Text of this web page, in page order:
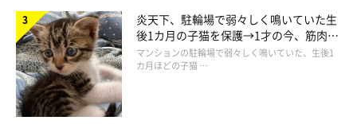
ました。そのぬいぐるみは、成長した今でもモフくんのお気に入
りです」
炎天下、駐輪場で弱々しく鳴いていた生
後1カ月の子猫を保護→1才の今、筋肉質
でツンデレなコに成長
マンションの駐輪場で弱々しく鳴いていた、生後1
カ月ほどの子猫 …